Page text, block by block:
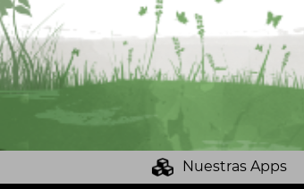
Nuestras Apps